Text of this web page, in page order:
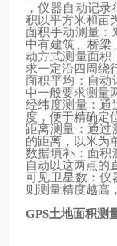
，仪器自动记
积以平方米和亩
面积手动测量：
中有建筑、桥梁
动方式测量面积
求一定沿四周绕
面积平均：自动
中一般要求测量
经纬度测量：通
度，便于精确定
距离测量：通过
的距离，以米为
数据填补：面积
自动以这两点的
可见卫星数：仪
则测量精度越高
GPS土地面积测